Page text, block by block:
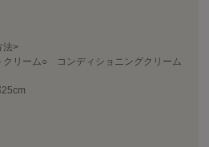
法>
リーム○ コンディショニングクリーム